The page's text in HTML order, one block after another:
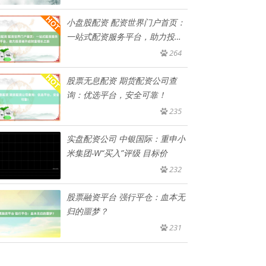
小盘股配资 配资世界门户首页：
一站式配资服务平台，助力投资
264
股票无息配资 期货配资公司查
询：优选平台，安全可靠！
235
实盘配资公司 中银国际：重申小
米集团-W“买入”评级 目标价
232
股票融资平台 强行平仓：血本无
归的噩梦？
231